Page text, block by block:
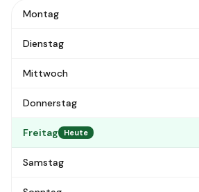
Montag
Dienstag
Mittwoch
Donnerstag
Freitag Heute
Samstag